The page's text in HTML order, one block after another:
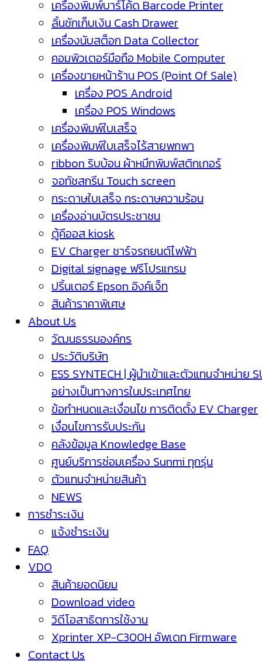
เครื่องพิมพ์บาร์โค้ด Barcode Printer
ลิ้นชักเก็บเงิน Cash Drawer
เครื่องนับสต็อก Data Collector
คอมพิวเตอร์มือถือ Mobile Computer
เครื่องขายหน้าร้าน POS (Point Of Sale)
เครื่อง POS Android
เครื่อง POS Windows
เครื่องพิมพ์ใบเสร็จ
เครื่องพิมพ์ใบเสร็จไร้สายพกพา
ribbon ริบบ้อน ผ้าหมึกพิมพ์สติกเกอร์
จอทัชสกรีน Touch screen
กระดาษใบเสร็จ กระดาษความร้อน
เครื่องอ่านบัตรประชาชน
ตู้คีออส kiosk
EV Charger ชาร์จรถยนต์ไฟฟ้า
Digital signage ฟรีโปรแกรม
ปริ้นเตอร์ Epson อิงค์เจ็ท
สินค้าราคาพิเศษ
About Us
วัฒนธรรมองค์กร
ประวัติบริษัท
ESS SYNTECH | ผู้นำเข้าและตัวแทนจำหน่าย
อย่างเป็นทางการในประเทศไทย
ข้อกำหนดและเงื่อนไข การติดตั้ง EV Charger
เงื่อนไขการรับประกัน
คลังข้อมูล Knowledge Base
ศูนย์บริการซ่อมเครื่อง Sunmi ทุกรุ่น
ตัวแทนจำหน่ายสินค้า
NEWS
การชำระเงิน
แจ้งชำระเงิน
FAQ
VDO
สินค้ายอดนิยม
Download video
วิดีโอสาธิตการใช้งาน
Xprinter XP-C300H อัพเดท Firmware
Contact Us